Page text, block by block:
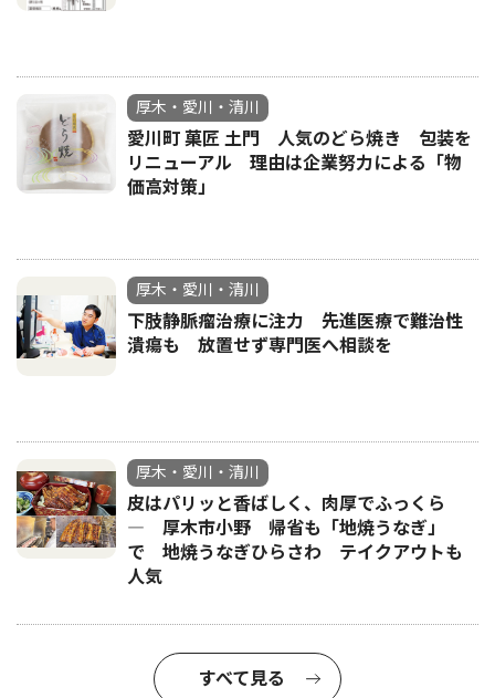
厚木・愛川・清川
愛川町 菓匠 土門 人気のどら焼き 包装を
リニューアル 理由は企業努力による「物
価高対策」
厚木・愛川・清川
下肢静脈瘤治療に注力 先進医療で難治性
潰瘍も 放置せず専門医へ相談を
厚木・愛川・清川
皮はパリッと香ばしく、肉厚でふっくら
― 厚木市小野 帰省も「地焼うなぎ」
で 地焼うなぎひらさわ テイクアウトも
人気
すべて見る